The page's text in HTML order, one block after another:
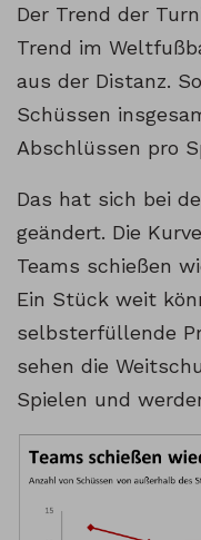
Der Trend der
Trend im
aus der Distanz.
Schüssen
Abschlüssen pro
Das hat sich bei
geändert. Die
Teams schießen
Ein Stück weit
selbsterfüllende
sehen die
Spielen und